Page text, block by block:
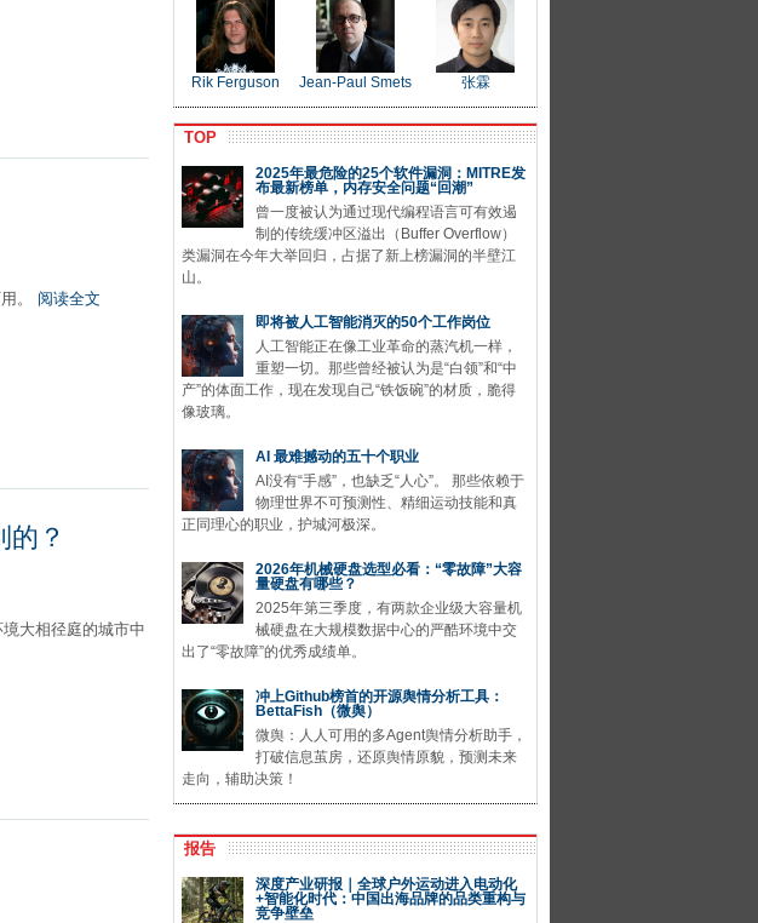
。 阅读全文
？
大相径庭的城市中
Rik Ferguson Jean-Paul Smets 张霖
TOP
2025年最危险的25个软件漏洞：MITRE发
布最新榜单，内存安全问题“回潮”
曾一度被认为通过现代编程语言可有效遏
制的传统缓冲区溢出（Buffer Overflow）
类漏洞在今年大举回归，占据了新上榜漏洞的半壁江
山。
即将被人工智能消灭的50个工作岗位
人工智能正在像工业革命的蒸汽机一样，
重塑一切。那些曾经被认为是“白领”和“中
产”的体面工作，现在发现自己“铁饭碗”的材质，脆得
像玻璃。
AI 最难撼动的五十个职业
AI没有“手感”，也缺乏“人心”。 那些依赖于
物理世界不可预测性、精细运动技能和真
正同理心的职业，护城河极深。
2026年机械硬盘选型必看：“零故障”大容
量硬盘有哪些？
2025年第三季度，有两款企业级大容量机
械硬盘在大规模数据中心的严酷环境中交
出了“零故障”的优秀成绩单。
冲上Github榜首的开源舆情分析工具：
BettaFish（微舆）
微舆：人人可用的多Agent舆情分析助手，
打破信息茧房，还原舆情原貌，预测未来
走向，辅助决策！
报告
深度产业研报｜全球户外运动进入电动化
+智能化时代：中国出海品牌的品类重构与
竞争壁垒